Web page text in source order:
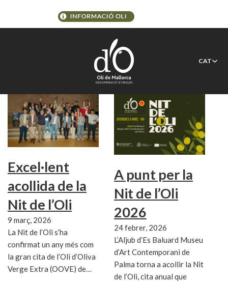
CAT
Nit de l’Oli
Excel·lent
acollida de la
Nit de l’Oli
9 març, 2026
La Nit de l’Oli s’ha
confirmat un any més com
la gran cita de l’Oli d’Oliva
Verge Extra (OOVE) de…
A punt per la
Nit de l’Oli
2026
24 febrer, 2026
L’Aljub d’Es Baluard Museu
d’Art Contemporani de
Palma torna a acollir la Nit
de l’Oli, cita anual que